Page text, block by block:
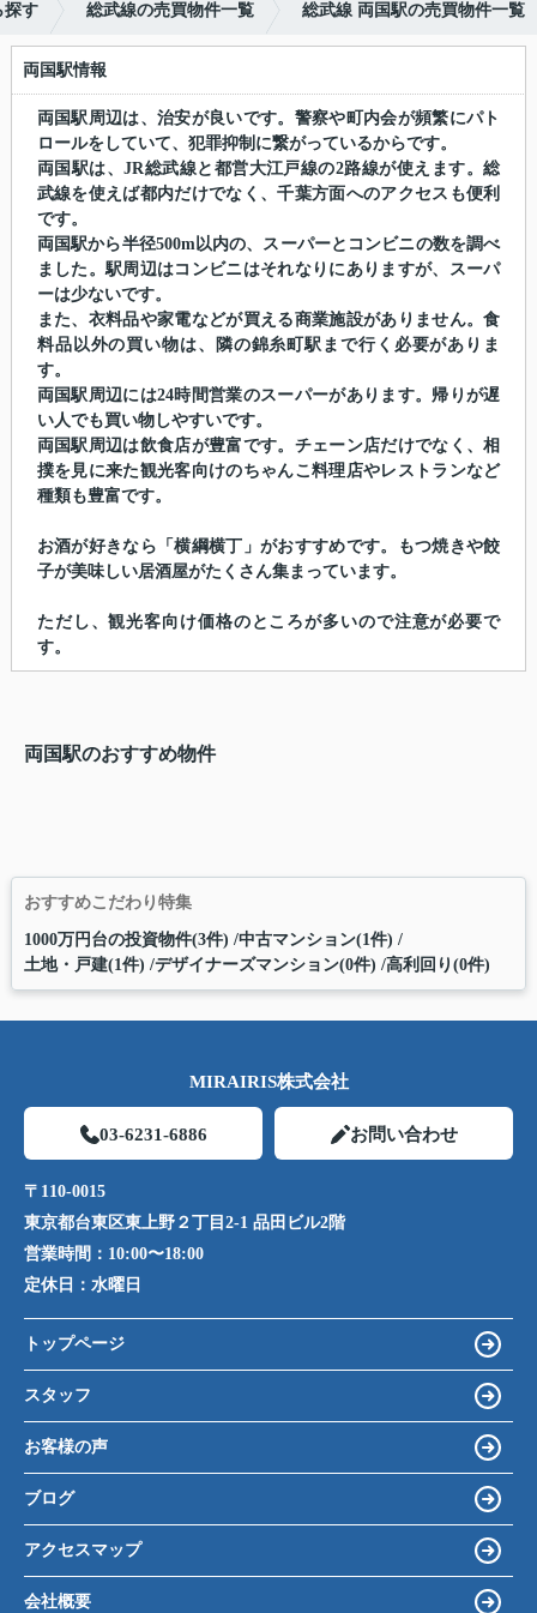
探す 総武線の売買物件一覧 総武線 両国駅の売買物件一覧
両国駅情報
両国駅周辺は、治安が良いです。警察や町内会が頻繁にパト
ロールをしていて、犯罪抑制に繋がっているからです。
両国駅は、JR総武線と都営大江戸線の2路線が使えます。総
武線を使えば都内だけでなく、千葉方面へのアクセスも便利
です。
両国駅から半径500m以内の、スーパーとコンビニの数を調べ
ました。駅周辺はコンビニはそれなりにありますが、スーパ
ーは少ないです。
また、衣料品や家電などが買える商業施設がありません。食
料品以外の買い物は、隣の錦糸町駅まで行く必要がありま
す。
両国駅周辺には24時間営業のスーパーがあります。帰りが遅
い人でも買い物しやすいです。
両国駅周辺は飲食店が豊富です。チェーン店だけでなく、相
撲を見に来た観光客向けのちゃんこ料理店やレストランなど
種類も豊富です。
お酒が好きなら「横綱横丁」がおすすめです。もつ焼きや餃
子が美味しい居酒屋がたくさん集まっています。
ただし、観光客向け価格のところが多いので注意が必要で
す。
両国駅のおすすめ物件
おすすめこだわり特集
1000万円台の投資物件(3件) 中古マンション(1件)
土地・戸建(1件) デザイナーズマンション(0件) 高利回り(0件)
MIRAIRIS株式会社
03-6231-6886 お問い合わせ
〒110-0015
東京都台東区東上野２丁目2-1 品田ビル2階
営業時間： 10:00〜18:00
定休日： 水曜日
トップページ
スタッフ
お客様の声
ブログ
アクセスマップ
会社概要